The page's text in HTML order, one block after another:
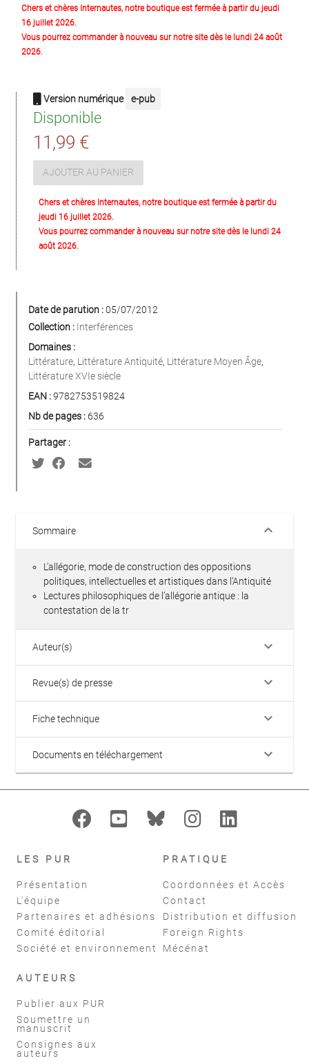
Chers et chères Internautes, notre boutique est fermée à partir du jeudi
16 juillet 2026.
Vous pourrez commander à nouveau sur notre site dès le lundi 24 août
2026.
Version numérique e-pub
Disponible
11,99 €
AJOUTER AU PANIER
Chers et chères Internautes, notre boutique est fermée à partir du
jeudi 16 juillet 2026.
Vous pourrez commander à nouveau sur notre site dès le lundi 24
août 2026.
Date de parution :05/07/2012
Collection : Interférences
Domaines :
Littérature, Littérature Antiquité, Littérature Moyen Âge,
Littérature XVIe siècle
EAN :9782753519824
Nb de pages : 636
Partager :
Sommaire keyboard_arrow_down
L’allégorie, mode de construction des oppositions
politiques, intellectuelles et artistiques dans l’Antiquité
Lectures philosophiques de l’allégorie antique : la
contestation de la tr
Auteur(s) keyboard_arrow_down
Revue(s) de presse keyboard_arrow_down
Fiche technique keyboard_arrow_down
Documents en téléchargement keyboard_arrow_down
LES PUR
Présentation
L'équipe
Partenaires et adhésions
Comité éditorial
Société et environnement
PRATIQUE
Coordonnées et Accès
Contact
Distribution et diffusion
Foreign Rights
Mécénat
AUTEURS
Publier aux PUR
Soumettre un
manuscrit
Consignes aux
auteurs